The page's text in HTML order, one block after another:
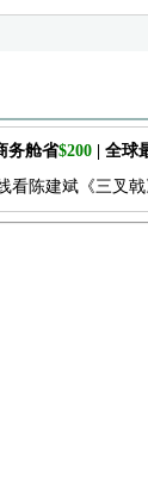
务舱省$200 | 全球
看陈建斌《三叉